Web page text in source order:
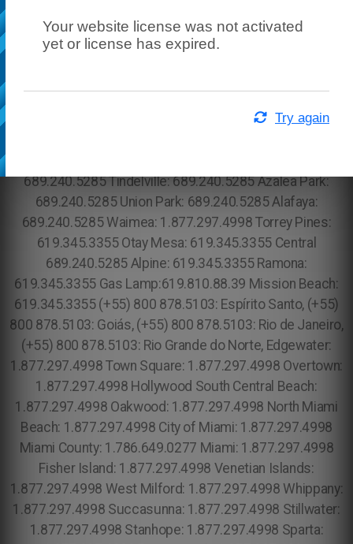
Your website license was not activated
yet or license has expired.
Try again